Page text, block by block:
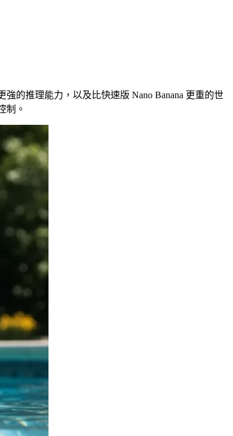
強的推理能力，以及比快速版 Nano Banana 更重的世
制。